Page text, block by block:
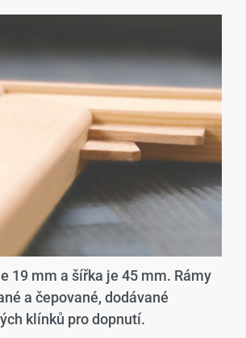
19 mm a šířka je 45 mm. Rámy
a čepované, dodávané
klínků pro dopnutí.